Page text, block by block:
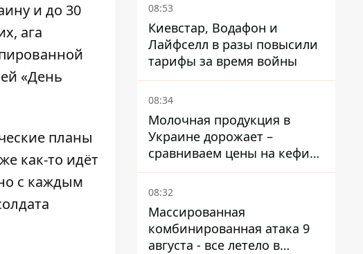
и до 30
ага
«День
планы
как-то идёт
с каждым
08:53
Киевстар, Водафон и
Лайфселл в разы повысили
тарифы за время войны
08:34
Молочная продукция в
Украине дорожает –
сравниваем цены на кефир
в супермаркетах
08:32
Массированная
комбинированная атака 9
августа - все летело в